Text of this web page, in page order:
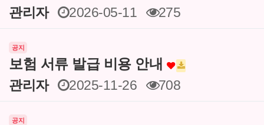
관리자
2026-05-11 275
공지
보험 서류 발급 비용 안내
관리자
2025-11-26 708
공지